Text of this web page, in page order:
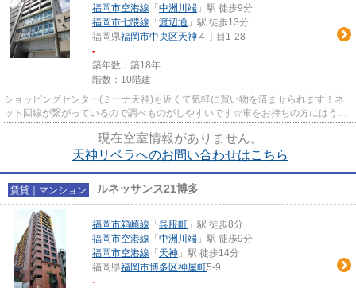
福岡市空港線 「中洲川端 」駅 徒歩9分
福岡市七隈線 「渡辺通 」駅 徒歩13分
福岡県福岡市中央区天神 ４丁目1-28
-
築年数：築18年
階数：10階建
ショッピングセンター(ミーナ天神)も近くて気軽に買い物を済ませられます！ネ
ット回線が繋がっているので調べものがしやすいです☆車をお持ちの方にはうれ
しい現在空き有りの駐車場付き...
現在空室情報がありません。
天神リベラへのお問い合わせはこちら
賃貸｜マンション ルネッサンス21博多
福岡市箱崎線 「呉服町 」駅 徒歩8分
福岡市空港線 「中洲川端 」駅 徒歩9分
福岡市空港線 「天神 」駅 徒歩14分
福岡県福岡市博多区神屋町5-9
-